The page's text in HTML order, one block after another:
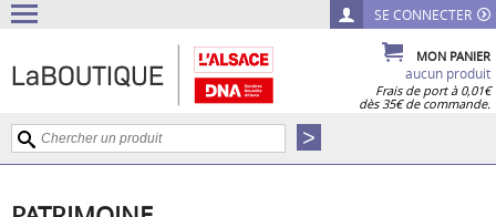
SE CONNECTER
MON PANIER
aucun produit
Frais de port à 0,01€
dès 35€ de commande.